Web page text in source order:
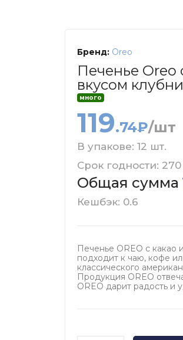
Бренд: Oreo
Печенье Oreo
вкусом
много
119.74₽/шт
В упакове: 12 шт.
Срок годности: 270
Общая сумма
Кешбэк: 0.6
Печенье OREO с какао
подходит к чаю, кофе
классического
Продукция OREO
OREO дарит радость и